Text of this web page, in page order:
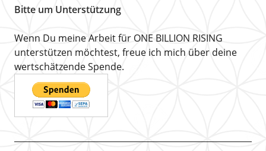
Bitte um Unterstützung
Wenn Du meine Arbeit für ONE BILLION RISING
unterstützen möchtest, freue ich mich über deine
wertschätzende Spende.